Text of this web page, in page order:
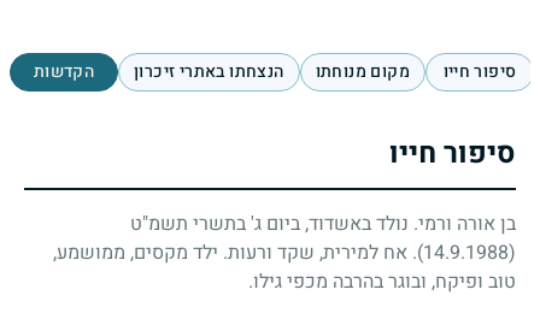
סיפור חייו מקום מנוחתו הנצחתו באתרי זיכרון הקדשות
סיפור חייו
בן אורה ורמי. נולד באשדוד, ביום ג' בתשרי תשמ"ט
(14.9.1988)
. אח למירית, שקד ורעות. ילד מקסים, ממושמע,
טוב ופיקח, ובוגר בהרבה מכפי גילו.